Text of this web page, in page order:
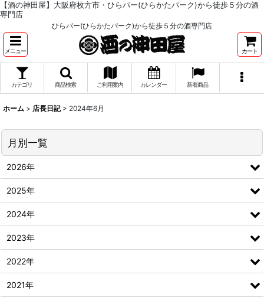
【酒の神田屋】大阪府枚方市・ひらパー(ひらかたパーク)から徒歩５分の酒
専門店
ひらパー(ひらかたパーク)から徒歩５分の酒専門店
メニュー カート
カテゴリ 商品検索 ご利用案内 カレンダー 新着商品
ホーム > 店長日記 > 2024年6月
月別一覧
2026年
2025年
2024年
2023年
2022年
2021年